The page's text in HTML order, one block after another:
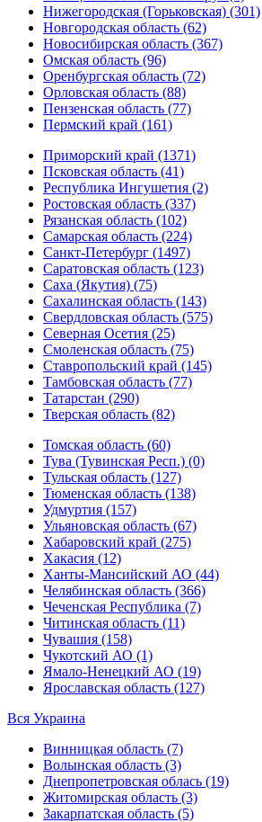
Нижегородская (Горьковская) (301)
Новгородская область (62)
Новосибирская область (367)
Омская область (96)
Оренбургская область (72)
Орловская область (88)
Пензенская область (77)
Пермский край (161)
Приморский край (1371)
Псковская область (41)
Республика Ингушетия (2)
Ростовская область (337)
Рязанская область (102)
Самарская область (224)
Санкт-Петербург (1497)
Саратовская область (123)
Саха (Якутия) (75)
Сахалинская область (143)
Свердловская область (575)
Северная Осетия (25)
Смоленская область (75)
Ставропольский край (145)
Тамбовская область (77)
Татарстан (290)
Тверская область (82)
Томская область (60)
Тува (Тувинская Респ.) (0)
Тульская область (127)
Тюменская область (138)
Удмуртия (157)
Ульяновская область (67)
Хабаровский край (275)
Хакасия (12)
Ханты-Мансийский АО (44)
Челябинская область (366)
Чеченская Республика (7)
Читинская область (11)
Чувашия (158)
Чукотский АО (1)
Ямало-Ненецкий АО (19)
Ярославская область (127)
Вся Украина
Винницкая область (7)
Волынская область (3)
Днепропетровская облась (19)
Житомирская область (3)
Закарпатская область (5)